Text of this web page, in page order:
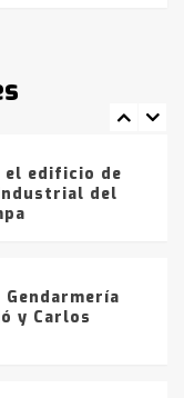
en la
el edificio de
del
y Carlos